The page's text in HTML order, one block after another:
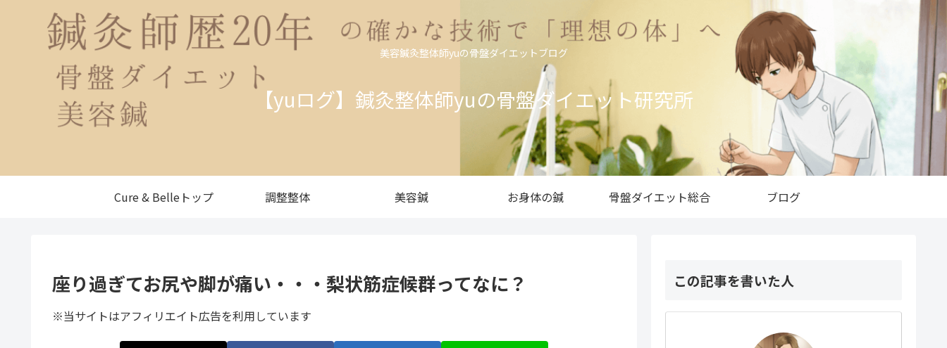
美容鍼灸整体師yuの骨盤ダイエットブログ
【yuログ】鍼灸整体師yuの骨盤ダイエット研究所
Cure & Belleトップ 調整整体 美容鍼 お身体の鍼 骨盤ダイエット総合 ブログ
座り過ぎてお尻や脚が痛い・・・梨状筋症候群ってなに？
※当サイトはアフィリエイト広告を利用しています
この記事を書いた人